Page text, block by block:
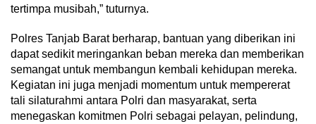
tertimpa musibah,” tuturnya.
Polres Tanjab Barat berharap, bantuan yang diberikan ini
dapat sedikit meringankan beban mereka dan memberikan
semangat untuk membangun kembali kehidupan mereka.
Kegiatan ini juga menjadi momentum untuk mempererat
tali silaturahmi antara Polri dan masyarakat, serta
menegaskan komitmen Polri sebagai pelayan, pelindung,